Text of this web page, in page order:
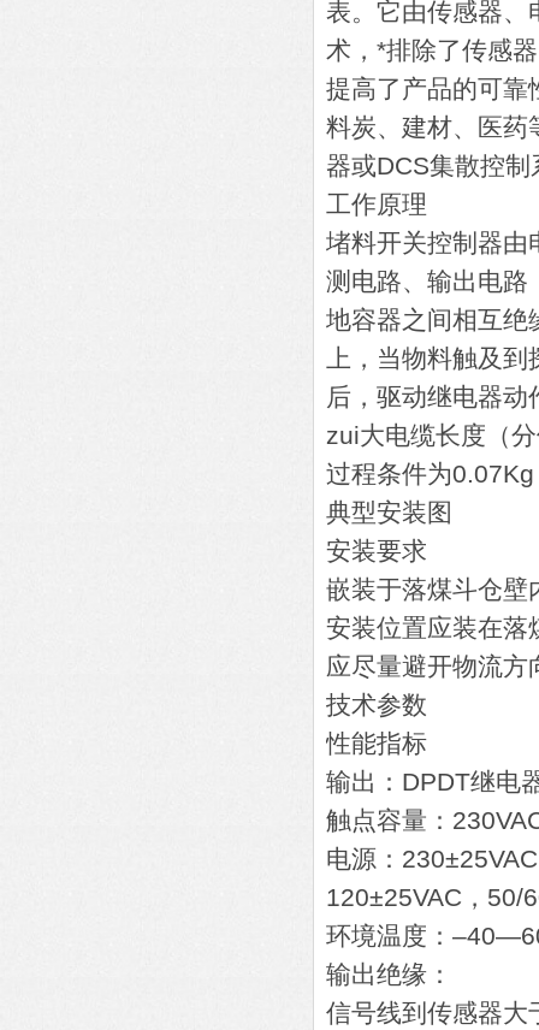
表。它由传感器、
术，*排除了传感
提高了产品的可靠
料炭、建材、医药
器或DCS集散控
工作原理
堵料开关控制器由
测电路、输出电路
地容器之间相互绝
上，当物料触及到
后，驱动继电器动
zui大电缆长度（
过程条件为
典型安装图
安装要求
嵌装于落煤斗仓壁
安装位置应装在落
应尽量避开物流方
技术参数
性能指标
输出：DPDT继电
触点容量：
电源：
120±25VAC，50/
环境温度：
输出绝缘：
信号线到传感器大